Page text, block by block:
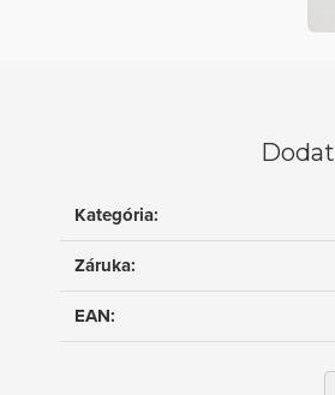
Kategória:
Záruka:
EAN: